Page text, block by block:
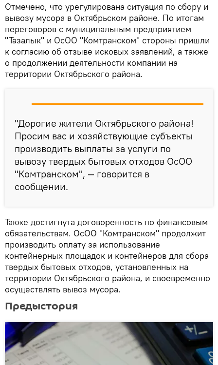
Отмечено, что урегулирована ситуация по сбору и
вывозу мусора в Октябрьском районе. По итогам
переговоров с муниципальным предприятием
"Тазалык" и ОсОО "Комтранском" стороны пришли
к согласию об отзыве исковых заявлений, а также
о продолжении деятельности компании на
территории Октябрьского района.
"Дорогие жители Октябрьского района!
Просим вас и хозяйствующие субъекты
производить выплаты за услуги по
вывозу твердых бытовых отходов ОсОО
"Комтранском", — говорится в
сообщении.
Также достигнута договоренность по финансовым
обязательствам. ОсОО "Комтранском" продолжит
производить оплату за использование
контейнерных площадок и контейнеров для сбора
твердых бытовых отходов, установленных на
территории Октябрьского района, и своевременно
осуществлять вывоз мусора.
Предыстория